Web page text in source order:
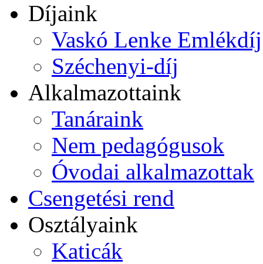
Díjaink
Vaskó Lenke Emlékdíj
Széchenyi-díj
Alkalmazottaink
Tanáraink
Nem pedagógusok
Óvodai alkalmazottak
Csengetési rend
Osztályaink
Katicák